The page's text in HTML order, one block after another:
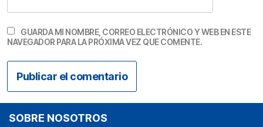
GUARDA MI NOMBRE, CORREO ELECTRÓNICO Y WEB EN ESTE
NAVEGADOR PARA LA PRÓXIMA VEZ QUE COMENTE.
SOBRE NOSOTROS